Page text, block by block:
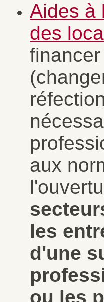
Aides à
des
aux
les
d'une
ou les